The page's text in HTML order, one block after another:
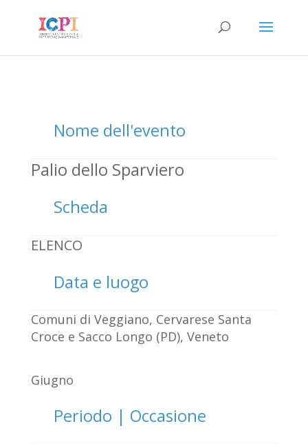
Nome dell'evento
Palio dello Sparviero
Scheda
ELENCO
Data e luogo
Comuni di Veggiano, Cervarese Santa
Croce e Sacco Longo (PD), Veneto
Giugno
Periodo | Occasione